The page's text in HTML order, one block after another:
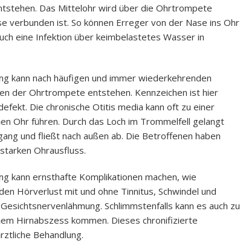
Das Mittelohr wird über die Ohrtrompete
verbunden ist. So können Erreger von der Nase ins Ohr
eine Infektion über keimbelastetes Wasser in
kann nach häufigen und immer wiederkehrenden
der Ohrtrompete entstehen. Kennzeichen ist hier
Die chronische Otitis media kann oft zu einer
Ohr führen. Durch das Loch im Trommelfell gelangt
und fließt nach außen ab. Die Betroffenen haben
Ohrausfluss.
kann ernsthafte Komplikationen machen, wie
Hörverlust mit und ohne Tinnitus, Schwindel und
Schlimmstenfalls kann es auch zu
Hirnabszess kommen. Dieses chronifizierte
Behandlung.